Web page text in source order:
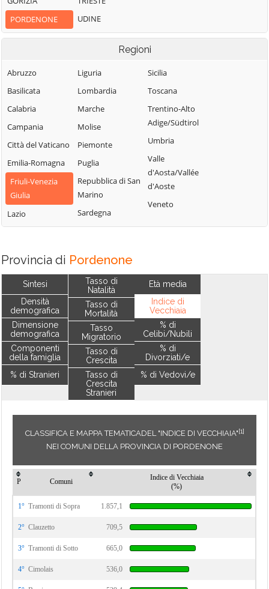
PORDENONE
UDINE
Regioni
Abruzzo
Basilicata
Calabria
Campania
Città del Vaticano
Emilia-Romagna
Friuli-Venezia
Giulia
Lazio
Liguria
Lombardia
Marche
Molise
Piemonte
Puglia
Repubblica di San
Marino
Sardegna
Sicilia
Toscana
Trentino-Alto
Adige/Südtirol
Umbria
Valle
d'Aosta/Vallée
d'Aoste
Veneto
Provincia di Pordenone
Sintesi
Densità
demografica
Dimensione
demografica
Componenti
della famiglia
% di Stranieri
Tasso di
Natalità
Tasso di
Mortalità
Tasso
Migratorio
Tasso di
Crescita
Tasso di
Crescita
Stranieri
Età media
Indice di
Vecchiaia
% di
Celibi/Nubili
% di
Divorziati/e
% di Vedovi/e
CLASSIFICA E MAPPA TEMATICADEL "INDICE DI VECCHIAIA"[1]
NEI COMUNI DELLA PROVINCIA DI PORDENONE
P Comuni
Indice di Vecchiaia
(%)
1° Tramonti di Sopra 1.857,1
2° Clauzetto 709,5
3° Tramonti di Sotto 665,0
4° Cimolais 536,0